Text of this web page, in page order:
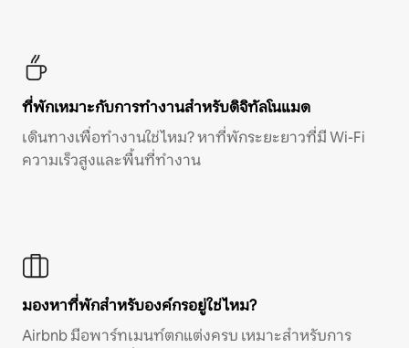
ที่พักเหมาะกับการทำงานสำหรับดิจิทัลโนแมด
เดินทางเพื่อทำงานใช่ไหม? หาที่พักระยะยาวที่มี Wi-Fi
ความเร็วสูงและพื้นที่ทำงาน
มองหาที่พักสำหรับองค์กรอยู่ใช่ไหม?
Airbnb มีอพาร์ทเมนท์ตกแต่งครบ เหมาะสำหรับการ